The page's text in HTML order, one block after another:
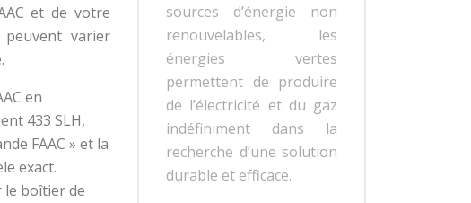
et de votre
varier
en
433 SLH,
FAAC » et la
exact.
le boîtier de
sources d’énergie non
renouvelables, les
énergies vertes
permettent de produire
de l’électricité et du gaz
indéfiniment dans la
recherche d’une solution
durable et efficace.